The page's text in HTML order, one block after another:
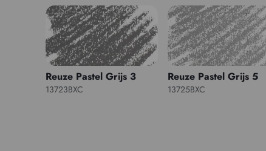
Reuze Pastel Grijs 3
13723BXC
Reuze Pastel Grijs 5
13725BXC